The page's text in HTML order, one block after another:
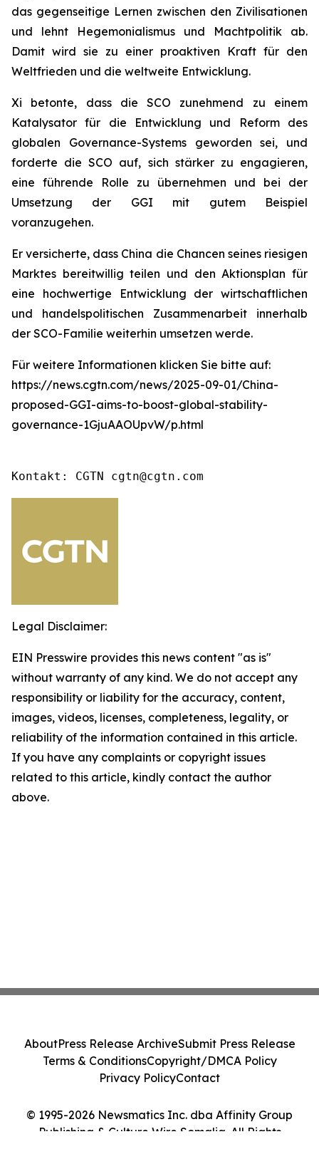
das gegenseitige Lernen zwischen den Zivilisationen
und lehnt Hegemonialismus und Machtpolitik ab.
Damit wird sie zu einer proaktiven Kraft für den
Weltfrieden und die weltweite Entwicklung.
Xi betonte, dass die SCO zunehmend zu einem
Katalysator für die Entwicklung und Reform des
globalen Governance-Systems geworden sei, und
forderte die SCO auf, sich stärker zu engagieren,
eine führende Rolle zu übernehmen und bei der
Umsetzung der GGI mit gutem Beispiel
voranzugehen.
Er versicherte, dass China die Chancen seines riesigen
Marktes bereitwillig teilen und den Aktionsplan für
eine hochwertige Entwicklung der wirtschaftlichen
und handelspolitischen Zusammenarbeit innerhalb
der SCO-Familie weiterhin umsetzen werde.
Für weitere Informationen klicken Sie bitte auf:
https://news.cgtn.com/news/2025-09-01/China-
proposed-GGI-aims-to-boost-global-stability-
governance-1GjuAAOUpvW/p.html
Kontakt: CGTN cgtn@cgtn.com
Legal Disclaimer:
EIN Presswire provides this news content "as is"
without warranty of any kind. We do not accept any
responsibility or liability for the accuracy, content,
images, videos, licenses, completeness, legality, or
reliability of the information contained in this article.
If you have any complaints or copyright issues
related to this article, kindly contact the author
above.
© 1995-2026 Newsmatics Inc. dba Affinity Group
Publishing & Culture Wire Somalia. All Rights
AboutPress Release ArchiveSubmit Press Release
Terms & ConditionsCopyright/DMCA Policy
Privacy PolicyContact